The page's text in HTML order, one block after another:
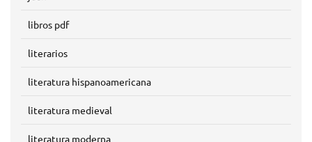
libros pdf
literarios
literatura hispanoamericana
literatura medieval
literatura moderna